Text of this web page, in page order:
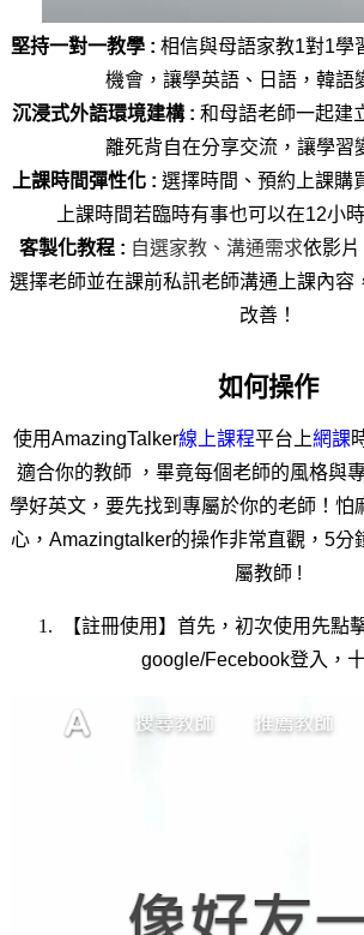
堅持一對一教學 : 相信與母語家教1對1學
機會，讓學英語、日語，韓語
沉浸式外語環境建構 : 和母語老師一起建
離死背自在分享交流，讓學習
上課時間彈性化 : 選擇時間、預約上課購
上課時間若臨時有事也可以在12小
客製化教程 : 自選家教、溝通需求依影
選擇老師並在課前私訊老師溝通上課內容
改善！
如何操作
使用AmazingTalker線上課程平台上網課
適合你的教師 ，畢竟每個老師的風格與
學好英文，要先找到專屬於你的老師！怕
心，Amazingtalker的操作非常直觀，5分
屬教師 !
【註冊使用】首先，初次使用先點
google/Fecebook登入，